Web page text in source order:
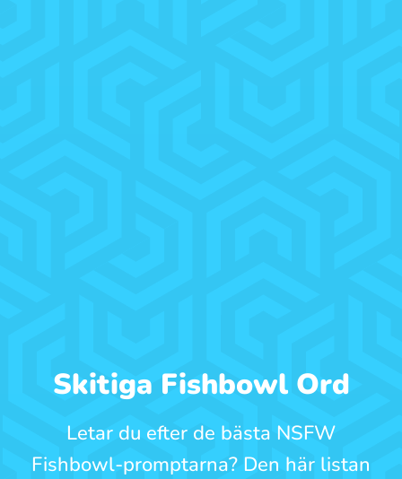
Skitiga Fishbowl Ord
Letar du efter de bästa NSFW
Fishbowl-promptarna? Den här listan